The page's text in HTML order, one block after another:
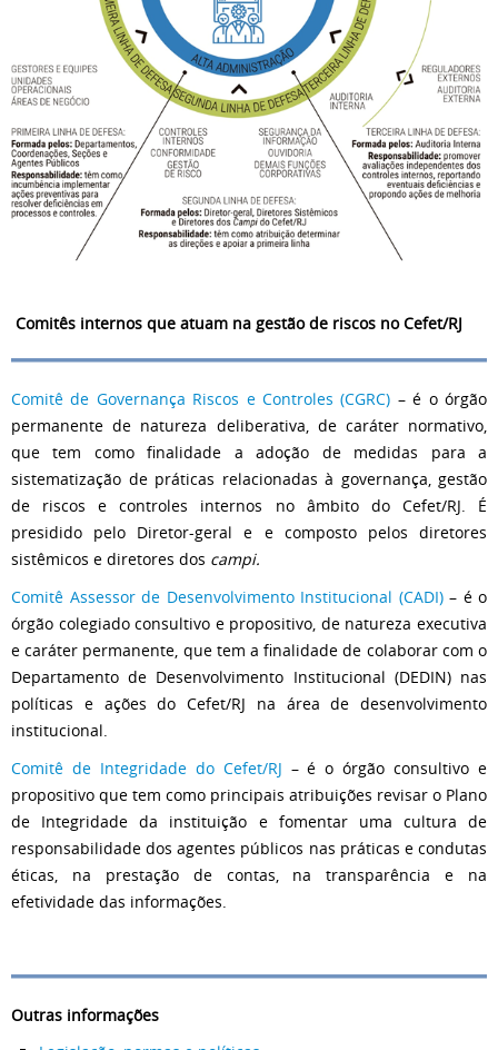
Comitês internos que atuam na gestão de riscos no Cefet/RJ
Comitê de Governança Riscos e Controles (CGRC) – é o órgão
permanente de natureza deliberativa, de caráter normativo,
que tem como finalidade a adoção de medidas para a
sistematização de práticas relacionadas à governança, gestão
de riscos e controles internos no âmbito do Cefet/RJ. É
presidido pelo Diretor-geral e e composto pelos diretores
sistêmicos e diretores dos campi.
Comitê Assessor de Desenvolvimento Institucional (CADI)– é o
órgão colegiado consultivo e propositivo, de natureza executiva
e caráter permanente, que tem a finalidade de colaborar com o
Departamento de Desenvolvimento Institucional (DEDIN) nas
políticas e ações do Cefet/RJ na área de desenvolvimento
institucional.
Comitê de Integridade do Cefet/RJ – é o órgão consultivo e
propositivo que tem como principais atribuições revisar o Plano
de Integridade da instituição e fomentar uma cultura de
responsabilidade dos agentes públicos nas práticas e condutas
éticas, na prestação de contas, na transparência e na
efetividade das informações.
Outras informações